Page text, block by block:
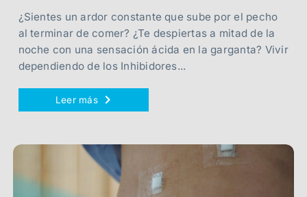
¿Sientes un ardor constante que sube por el pecho
al terminar de comer? ¿Te despiertas a mitad de la
noche con una sensación ácida en la garganta? Vivir
dependiendo de los Inhibidores...
Leer más